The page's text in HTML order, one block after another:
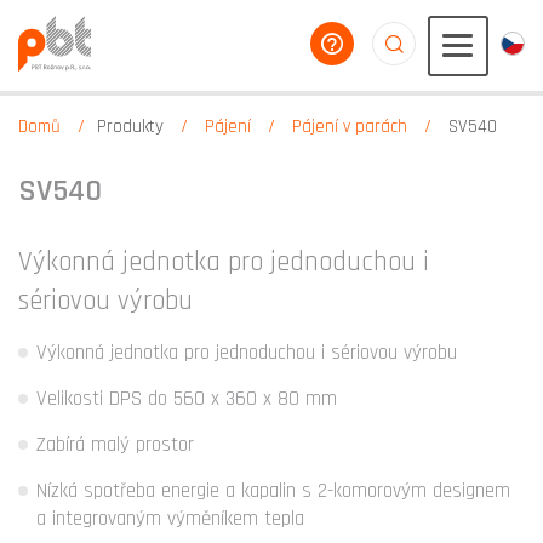
poradíme vám
Domů Produkty Pájení Pájení v parách SV540
SV540
Výkonná jednotka pro jednoduchou i
sériovou výrobu
Výkonná jednotka pro jednoduchou i sériovou výrobu
Velikosti DPS do 560 x 360 x 80 mm
Zabírá malý prostor
Nízká spotřeba energie a kapalin s 2-komorovým designem
a integrovaným výměníkem tepla